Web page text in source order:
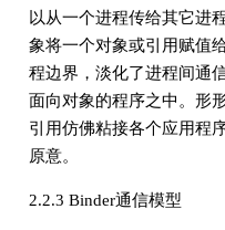
以从一个进程传给其它进
象将一个对象或引用赋值
程边界，淡化了进程间通
面向对象的程序之中。形
引用仿佛粘接各个应用程
原意。
2.2.3 Binder通信模型